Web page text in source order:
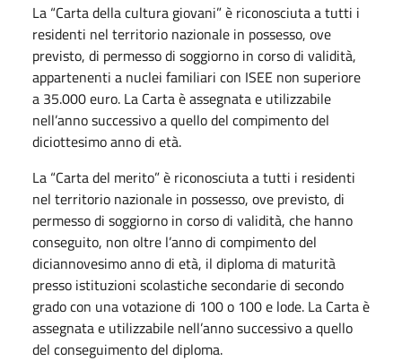
La “Carta della cultura giovani” è riconosciuta a tutti i
residenti nel territorio nazionale in possesso, ove
previsto, di permesso di soggiorno in corso di validità,
appartenenti a nuclei familiari con ISEE non superiore
a 35.000 euro. La Carta è assegnata e utilizzabile
nell’anno successivo a quello del compimento del
diciottesimo anno di età.
La “Carta del merito” è riconosciuta a tutti i residenti
nel territorio nazionale in possesso, ove previsto, di
permesso di soggiorno in corso di validità, che hanno
conseguito, non oltre l’anno di compimento del
diciannovesimo anno di età, il diploma di maturità
presso istituzioni scolastiche secondarie di secondo
grado con una votazione di 100 o 100 e lode. La Carta è
assegnata e utilizzabile nell’anno successivo a quello
del conseguimento del diploma.